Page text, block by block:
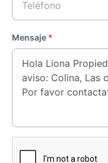
Mensaje *